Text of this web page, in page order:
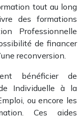
tout au long
des formations
Professionnelle
de financer
reconversion.
bénéficier de
Individuelle à la
ou encore les
Ces aides